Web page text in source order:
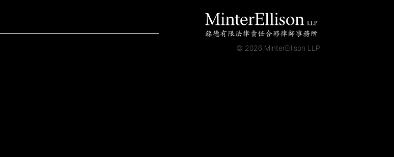
© 2026 MinterEllison LLP